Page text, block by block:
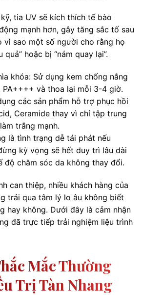
tia UV sẽ kích thích tế bào
mạnh hơn, gây tăng sắc tố sau
sao một số người cho rằng họ
hoặc bị “nám quay lại”.
khóa: Sử dụng kem chống nắng
PA++++ và thoa lại mỗi 3-4 giờ.
các sản phẩm hỗ trợ phục hồi
Ceramide thay vì chỉ tập trung
trắng mạnh.
là tình trạng dễ tái phát nếu
kỳ vọng sẽ hết duy trì lâu dài
độ chăm sóc da không thay đổi.
can thiệp, nhiều khách hàng của
trải qua tâm lý lo âu không biết
hay không. Dưới đây là cảm nhận
đã trực tiếp trải nghiệm liệu trình
Mắc Thường
Trị Tàn Nhang